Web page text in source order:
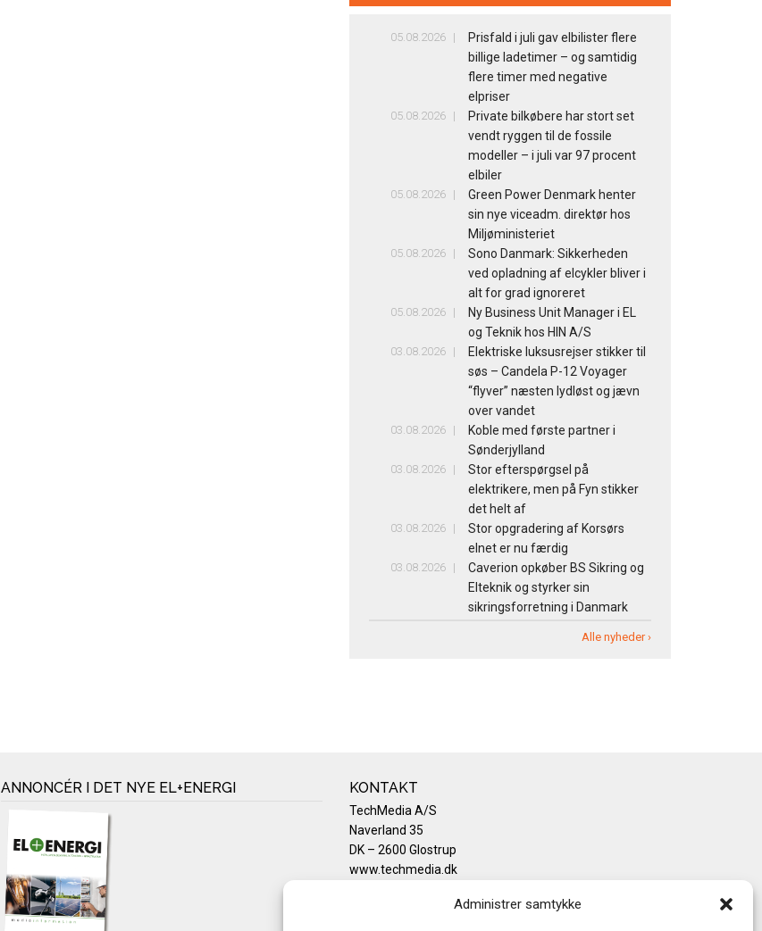
Administrer samtykke
05.08.2026
Prisfald i juli gav elbilister flere
billige ladetimer – og samtidig
flere timer med negative
elpriser
05.08.2026
Private bilkøbere har stort set
vendt ryggen til de fossile
modeller – i juli var 97 procent
elbiler
05.08.2026
Green Power Denmark henter
sin nye viceadm. direktør hos
Miljøministeriet
05.08.2026
Sono Danmark: Sikkerheden
ved opladning af elcykler bliver i
alt for grad ignoreret
05.08.2026
Ny Business Unit Manager i EL
og Teknik hos HIN A/S
03.08.2026
Elektriske luksusrejser stikker til
søs – Candela P-12 Voyager
“flyver” næsten lydløst og jævn
over vandet
03.08.2026
Koble med første partner i
Sønderjylland
03.08.2026
Stor efterspørgsel på
elektrikere, men på Fyn stikker
det helt af
03.08.2026
Stor opgradering af Korsørs
elnet er nu færdig
03.08.2026
Caverion opkøber BS Sikring og
Elteknik og styrker sin
sikringsforretning i Danmark
Alle nyheder ›
ANNONCÉR I DET NYE EL+ENERGI KONTAKT
TechMedia A/S
Naverland 35
DK – 2600 Glostrup
www.techmedia.dk
info@techmedia.dk